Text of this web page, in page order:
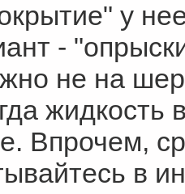
у
-
не на
жидкость
Впрочем,
в